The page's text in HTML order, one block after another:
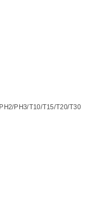
PH3/T10/T15/T20/T30